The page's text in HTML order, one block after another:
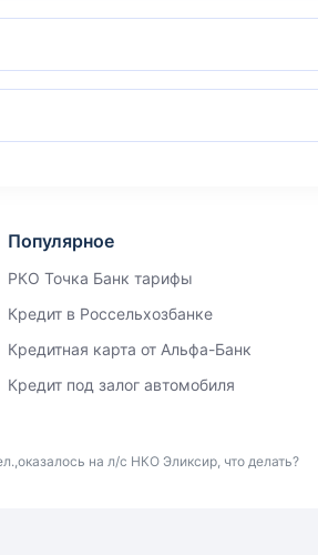
Популярное
РКО Точка Банк тарифы
Кредит в Россельхозбанке
Кредитная карта от Альфа-Банк
Кредит под залог автомобиля
на л/с НКО Эликсир, что делать?